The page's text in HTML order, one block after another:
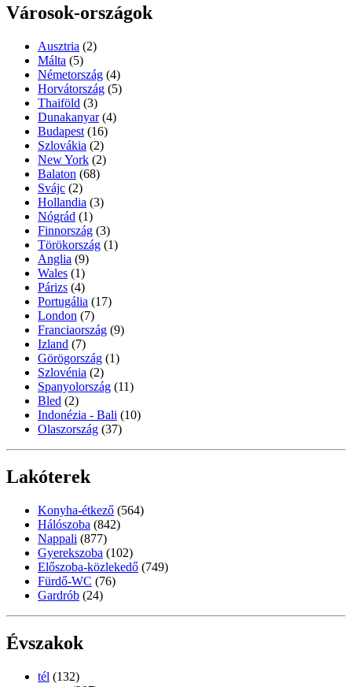
Városok-országok
Ausztria (2)
Málta (5)
Németország (4)
Horvátország (5)
Thaiföld (3)
Dunakanyar (4)
Budapest (16)
Szlovákia (2)
New York (2)
Balaton (68)
Svájc (2)
Hollandia (3)
Nógrád (1)
Finnország (3)
Törökország (1)
Anglia (9)
Wales (1)
Párizs (4)
Portugália (17)
London (7)
Franciaország (9)
Izland (7)
Görögország (1)
Szlovénia (2)
Spanyolország (11)
Bled (2)
Indonézia - Bali (10)
Olaszország (37)
Lakóterek
Konyha-étkező (564)
Hálószoba (842)
Nappali (877)
Gyerekszoba (102)
Előszoba-közlekedő (749)
Fürdő-WC (76)
Gardrób (24)
Évszakok
tél (132)